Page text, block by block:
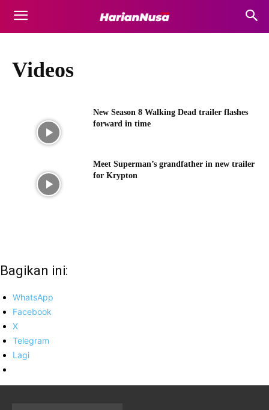
Videos
New Season 8 Walking Dead trailer flashes
forward in time
Meet Superman’s grandfather in new trailer
for Krypton
Bagikan ini:
WhatsApp
Facebook
X
Telegram
Lagi